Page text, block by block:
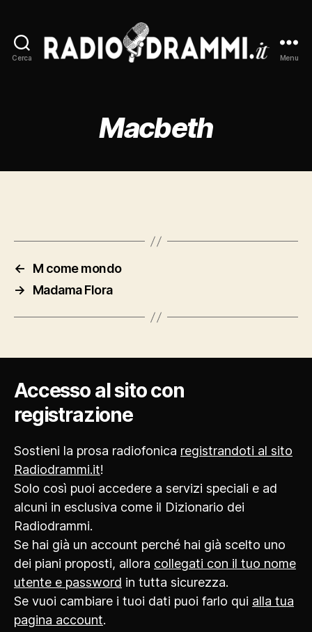
Cerca Menu
Macbeth
←
M come mondo
→
Madama Flora
Accesso al sito con
registrazione
Sostieni la prosa radiofonica registrandoti al sito
Radiodrammi.it!
Solo così puoi accedere a servizi speciali e ad
alcuni in esclusiva come il Dizionario dei
Radiodrammi.
Se hai già un account perché hai già scelto uno
dei piani proposti, allora collegati con il tuo nome
utente e password in tutta sicurezza.
Se vuoi cambiare i tuoi dati puoi farlo qui alla tua
pagina account.